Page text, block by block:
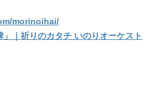
morinoihai/
｜祈りのカタチ いのりオーケスト